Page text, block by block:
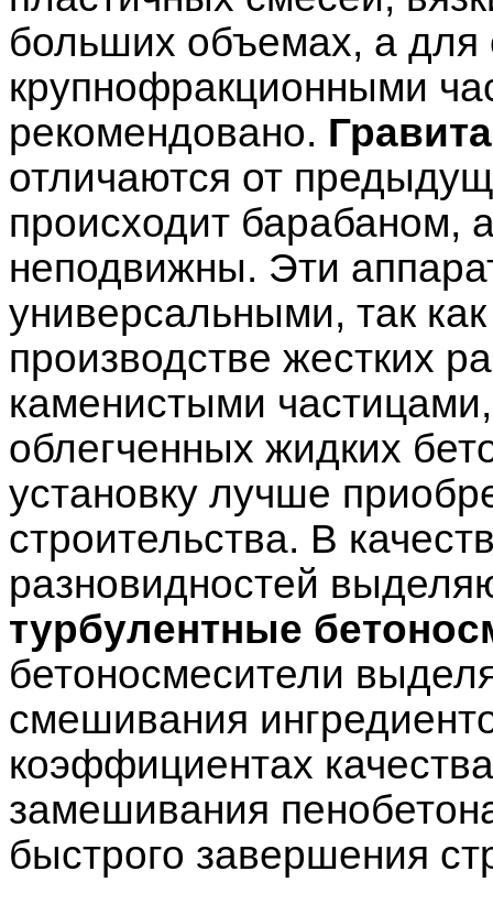
больших объемах, а для
крупнофракционными
рекомендовано.
отличаются от
происходит барабаном,
неподвижны. Эти
универсальными, так
производстве жестких
каменистыми
облегченных жидких
установку лучше
строительства. В
разновидностей
турбулентные
бетоносмесители
смешивания
коэффициентах
замешивания
быстрого завершения